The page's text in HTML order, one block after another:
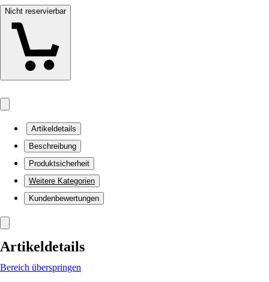
Nicht reservierbar
Artikeldetails
Beschreibung
Produktsicherheit
Weitere Kategorien
Kundenbewertungen
Artikeldetails
Bereich überspringen